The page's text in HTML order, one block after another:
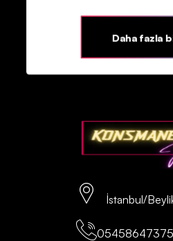
Daha fazla
İstanbul/
05458647375